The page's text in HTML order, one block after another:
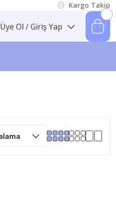
Kargo Takip
Üye Ol / Giriş Yap